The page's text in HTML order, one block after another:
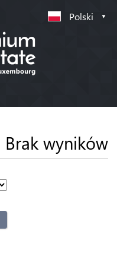
Polski
Brak wyników